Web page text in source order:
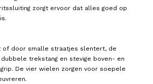
zorgt ervoor dat alles goed op
of door smalle straatjes slentert, de
trekstang en stevige boven- en
De vier wielen zorgen voor soepele